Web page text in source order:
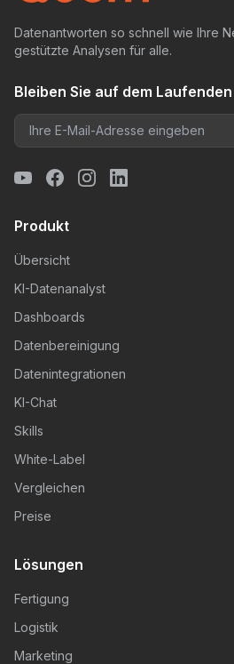
Datenantworten so schnell wie Ihre
gestützte Analysen für alle.
Bleiben Sie auf dem Laufenden
Produkt
Übersicht
KI-Datenanalyst
Dashboards
Datenbereinigung
Datenintegrationen
KI-Chat
Skills
White-Label
Vergleichen
Preise
Lösungen
Fertigung
Logistik
Marketing